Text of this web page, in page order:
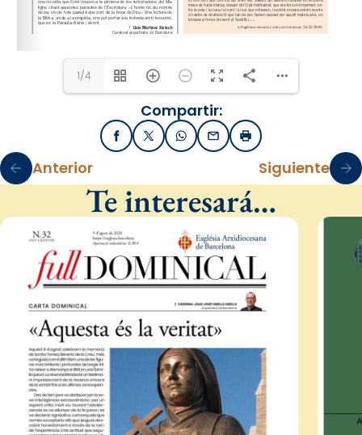
1/4
Compartir:
FacebookX / TwitterWhatsApp
EmailImprimir
Anterior Siguiente
Te interesará…